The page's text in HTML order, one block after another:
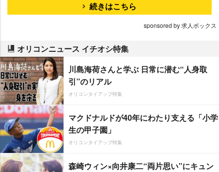
続きはこちら
sponsored by 求人ボックス
オリコンニュース イチオシ特集
川島海荷さんと学ぶ 日常に潜む“人身取
引”のリアル
オリコンタイアップ特集
マクドナルドが40年にわたり支える「小学
生の甲子園」
オリコンタイアップ特集
森崎ウィン×向井康二“両片思い”にキュン